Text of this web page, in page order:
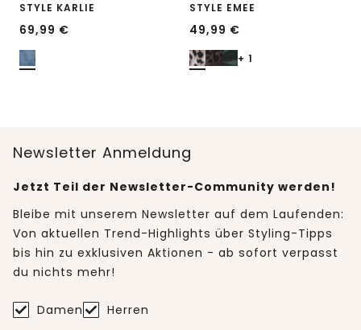
STYLE KARLIE
69,99 €
STYLE EMEE
49,99 €
+ 1
Newsletter Anmeldung
Jetzt Teil der Newsletter-Community werden!
Bleibe mit unserem Newsletter auf dem Laufenden:
Von aktuellen Trend-Highlights über Styling-Tipps
bis hin zu exklusiven Aktionen - ab sofort verpasst
du nichts mehr!
Damen Herren